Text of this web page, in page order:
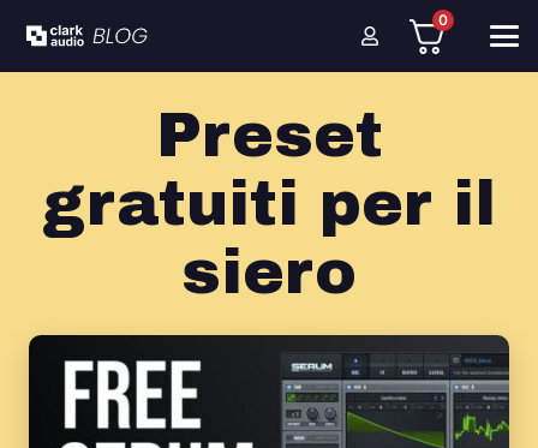
0
Preset
gratuiti per il
siero